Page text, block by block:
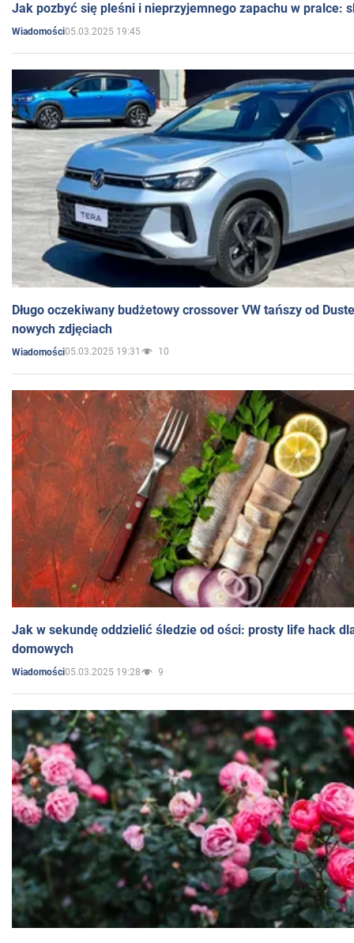
Jak pozbyć się pleśni i nieprzyjemnego zapachu w pralce:
Wiadomości05.03.2025 19:45
Długo oczekiwany budżetowy crossover VW tańszy od
nowych zdjęciach
Wiadomości05.03.2025 19:31 10
Jak w sekundę oddzielić śledzie od ości: prosty life hack
domowych
Wiadomości05.03.2025 19:28 9